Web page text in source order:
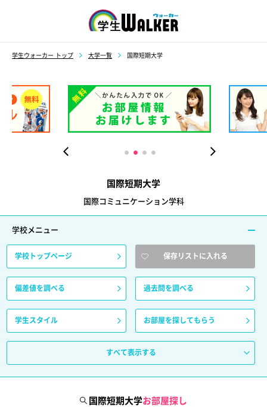
学生ウォーカー トップ 大学一覧 国際短期大学
国際短期大学
国際コミュニケーション学科
学校メニュー
学校トップページ 保存リストに入れる
偏差値を調べる 過去問を調べる
学生スタイル お部屋を探してもらう
すべて表示する
国際短期大学お部屋探し